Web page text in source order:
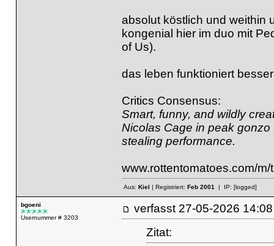
absolut köstlich und weithin
kongenial hier im duo mit
of Us).
das leben funktioniert
Critics Consensus:
Smart, funny, and wildly
Nicolas Cage in peak
stealing performance.
www.rottentomatoes.com/
Aus: Kiel | Registriert: Feb 2001| IP: [logged]
bgoeni
Usernummer # 3203
verfasst 27-05-2026
Zitat: